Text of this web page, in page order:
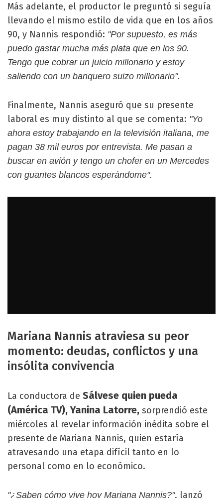
Más adelante, el productor le preguntó si seguía
llevando el mismo estilo de vida que en los años
90, y Nannis respondió: "Por supuesto, es más
puedo gastar mucha más plata que en los 90.
Tengo que cobrar un juicio millonario y estoy
saliendo con un banquero suizo millonario".
Finalmente, Nannis aseguró que su presente
laboral es muy distinto al que se comenta: "Yo
ahora estoy trabajando en la televisión italiana, me
pagan 38 mil euros por entrevista. Me pasan a
buscar en avión y tengo un chofer en un Mercedes
con guantes blancos esperándome".
Mariana Nannis atraviesa su peor
momento: deudas, conflictos y una
insólita convivencia
La conductora de Sálvese quien pueda
(América TV), Yanina Latorre, sorprendió este
miércoles al revelar información inédita sobre el
presente de Mariana Nannis, quien estaría
atravesando una etapa difícil tanto en lo
personal como en lo económico.
"¿Saben cómo vive hoy Mariana Nannis?", lanzó